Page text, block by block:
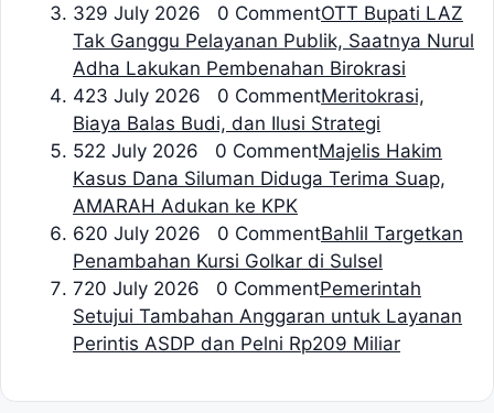
329 July 2026 0 CommentOTT Bupati LAZ
Tak Ganggu Pelayanan Publik, Saatnya Nurul
Adha Lakukan Pembenahan Birokrasi
423 July 2026 0 CommentMeritokrasi,
Biaya Balas Budi, dan Ilusi Strategi
522 July 2026 0 CommentMajelis Hakim
Kasus Dana Siluman Diduga Terima Suap,
AMARAH Adukan ke KPK
620 July 2026 0 CommentBahlil Targetkan
Penambahan Kursi Golkar di Sulsel
720 July 2026 0 CommentPemerintah
Setujui Tambahan Anggaran untuk Layanan
Perintis ASDP dan Pelni Rp209 Miliar